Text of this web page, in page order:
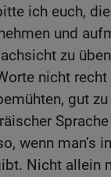
ich euch,
und
zu
nicht
gut
wenn man’s
Nicht allein